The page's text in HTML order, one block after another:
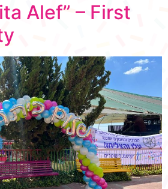
Alef” – First